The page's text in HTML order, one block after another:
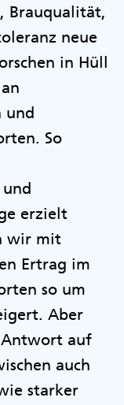
Brauqualität,
neue
in Hüll
und
So
erzielt
wir mit
Ertrag im
so um
Aber
Antwort auf
auch
starker